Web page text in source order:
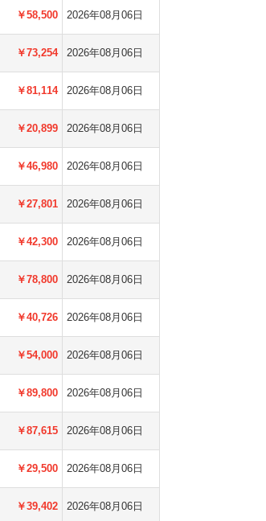
￥58,500 2026年08月06日
￥73,254 2026年08月06日
￥81,114 2026年08月06日
￥20,899 2026年08月06日
￥46,980 2026年08月06日
￥27,801 2026年08月06日
￥42,300 2026年08月06日
￥78,800 2026年08月06日
￥40,726 2026年08月06日
￥54,000 2026年08月06日
￥89,800 2026年08月06日
￥87,615 2026年08月06日
￥29,500 2026年08月06日
￥39,402 2026年08月06日